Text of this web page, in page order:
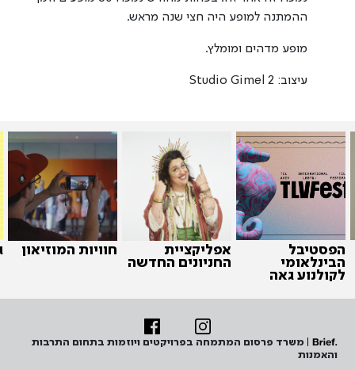
ההמתנה למופע היה חצי שנה מראש.
מופע מדהים ומומלץ.
עיצוב: Studio Gimel 2
הפסטיבל
הבינלאומי
לקולנוע גאה
אפליקציית
החניונים החדשה
חוויות המוזיאון
משרד פרסום המתמחה בפרויקטים ויוזמות בתחום התרבות
והאמנות